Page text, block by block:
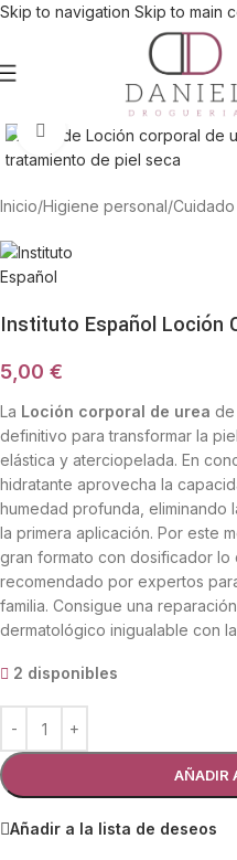
Skip to navigation Skip to main
Haga Click para
Inicio/Higiene personal/
Instituto Español Loción
5,00 €
La Loción corporal de urea de
definitivo para transformar la
elástica y aterciopelada. En
hidratante aprovecha la
humedad profunda, eliminando
la primera aplicación. Por este
gran formato con dosificador
recomendado por expertos
familia. Consigue una
dermatológico inigualable con
2 disponibles
AÑADIR
Añadir a la lista de deseos